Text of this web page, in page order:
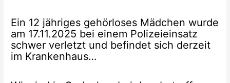
Ein 12 jähriges gehörloses Mädchen wurde
am 17.11.2025 bei einem Polizeieinsatz
schwer verletzt und befindet sich derzeit
im Krankenhaus…